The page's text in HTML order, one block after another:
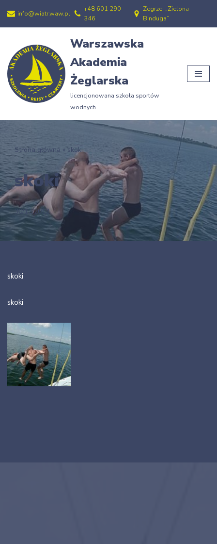
Przejdź
treści
info@wiatr.waw.pl
+48 601 290
346
Zegrze, „Zielona
Binduga”
Warszawska
Akademia
Żeglarska
licencjonowana szkoła sportów
wodnych
Strona główna »skoki
skoki
30/12/2012
skoki
skoki